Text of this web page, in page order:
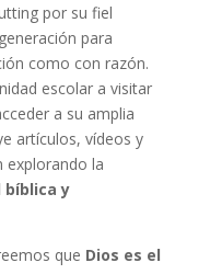
por su fiel
para
como con razón.
escolar a visitar
a su amplia
artículos, vídeos y
explorando la
bíblica y
que Dios es el